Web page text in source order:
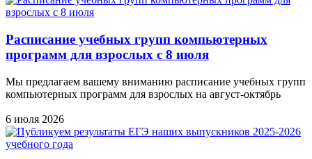
Расписание учебных групп компьютерных
программ для взрослых с 8 июля
Мы предлагаем вашему вниманию расписание учебных групп
компьютерных программ для взрослых на август-октябрь
6 июля 2026